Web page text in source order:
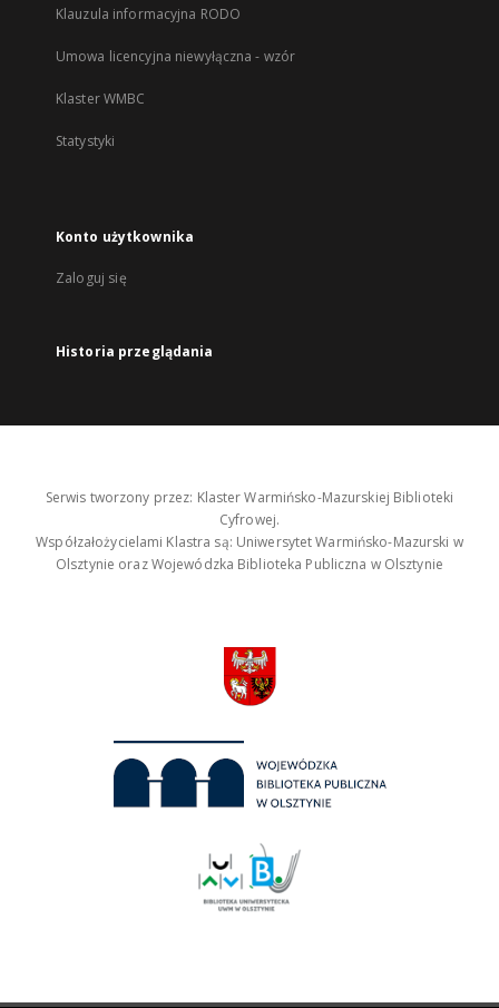
Klauzula informacyjna RODO
Umowa licencyjna niewyłączna - wzór
Klaster WMBC
Statystyki
Konto użytkownika
Zaloguj się
Historia przeglądania
Serwis tworzony przez: Klaster Warmińsko-Mazurskiej Biblioteki
Cyfrowej.
Współzałożycielami Klastra są: Uniwersytet Warmińsko-Mazurski w
Olsztynie oraz Wojewódzka Biblioteka Publiczna w Olsztynie